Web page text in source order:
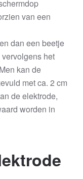
van een
dan een beetje
het
kan de
met ca. 2 cm
de elektrode,
worden in